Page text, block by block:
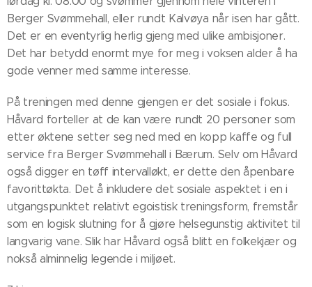
Berger Svømmehall, eller rundt Kalvøya når isen har gått.
Det er en eventyrlig herlig gjeng med ulike ambisjoner.
Det har betydd enormt mye for meg i voksen alder å ha
gode venner med samme interesse.
På treningen med denne gjengen er det sosiale i fokus.
Håvard forteller at de kan være rundt 20 personer som
etter øktene setter seg ned med en kopp kaffe og full
service fra Berger Svømmehall i Bærum. Selv om Håvard
også digger en tøff intervalløkt, er dette den åpenbare
favorittøkta. Det å inkludere det sosiale aspektet i en i
utgangspunktet relativt egoistisk treningsform, fremstår
som en logisk slutning for å gjøre helsegunstig aktivitet til
langvarig vane. Slik har Håvard også blitt en folkekjær og
nokså alminnelig legende i miljøet.